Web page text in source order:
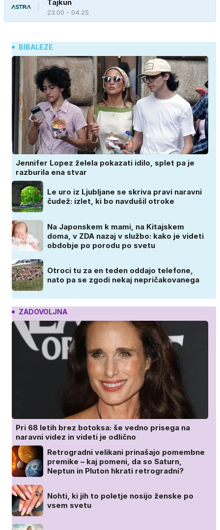
Tajkun
23.00 - 04.25
BIBALEZE
Jennifer Lopez želela pokazati idilo, splet pa je
razburila ena stvar
Le uro iz Ljubljane se skriva pravi naravni
čudež: izlet, ki bo navdušil otroke
Na Japonskem k mami, na Kitajskem
doma, v ZDA nazaj v službo: kako je videti
obdobje po porodu po svetu
Otroci tu za en teden oddajo telefone,
nato pa se zgodi nekaj nepričakovanega
ZADOVOLJNA
Pri 68 letih brez botoksa: še vedno prisega na
naravni videz in videti je odlično
Retrogradni velikani prinašajo pomembne
premike – kaj pomeni, da so Saturn,
Neptun in Pluton hkrati retrogradni?
Nohti, ki jih to poletje nosijo ženske po
vsem svetu